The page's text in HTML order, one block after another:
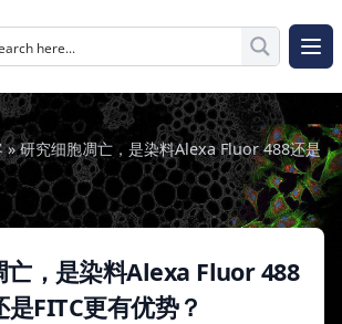
Optics Co., Ltd.
打
»研究细胞凋亡，是染料Alexa Fluor 488还是
亡，是染料Alexa Fluor 488
是FITC更有优势？